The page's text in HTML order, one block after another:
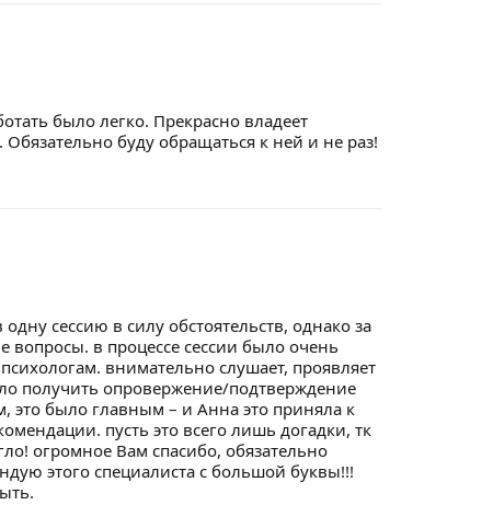
было легко. Прекрасно владеет
буду обращаться к ней и не раз!
сессию в силу обстоятельств, однако за
в процессе сессии было очень
внимательно слушает, проявляет
получить опровержение/подтверждение
это было главным – и Анна это приняла к
пусть это всего лишь догадки, тк
огромное Вам спасибо, обязательно
этого специалиста с большой буквы!!!